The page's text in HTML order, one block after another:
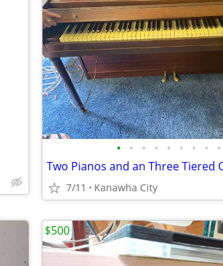
• • • • • • • • •
7/11 Kanawha City
$500